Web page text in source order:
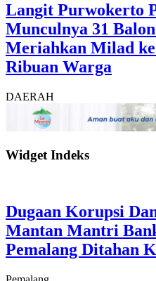
Langit Purwokerto
Munculnya 31
Meriahkan Milad ke
Ribuan Warga
DAERAH
Widget Indeks
Dugaan Korupsi
Mantan Mantri
Pemalang Ditahan